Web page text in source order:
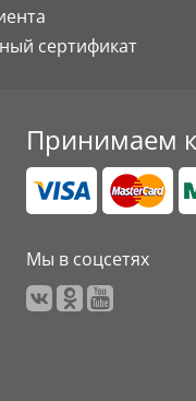
сертификат
Принимаем
Мы в соцсетях